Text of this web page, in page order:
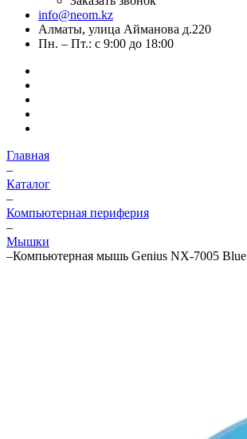
info@neom.kz
Алматы, улица Айманова д.220
Пн. – Пт.: с 9:00 до 18:00
Главная
–
Каталог
–
Компьютерная периферия
–
Мышки
–Компьютерная мышь Genius NX-7005 Blue